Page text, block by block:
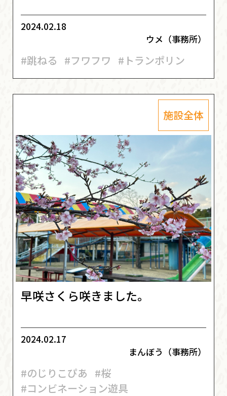
2024.02.18
ウメ（事務所）
#跳ねる #フワフワ #トランポリン
施設全体
早咲さくら咲きました。
2024.02.17
まんぼう（事務所）
#のじりこぴあ #桜
#コンビネーション遊具